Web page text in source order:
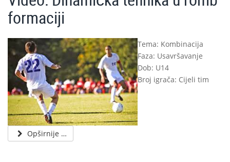
formaciji
Tema: Kombinacija
Faza: Usavršavanje
Dob: U14
Broj igrača: Cijeli tim
Opširnije …